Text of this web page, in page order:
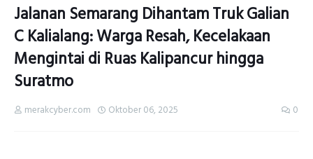
Jalanan Semarang Dihantam Truk Galian
C Kalialang: Warga Resah, Kecelakaan
Mengintai di Ruas Kalipancur hingga
Suratmo
merakcyber.com Oktober 06, 2025 0